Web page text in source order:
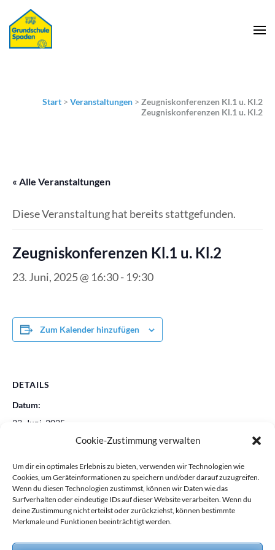
Cookie-Zustimmung verwalten
Um dir ein optimales Erlebnis zu bieten, verwenden wir Technologien wie
Cookies, um Geräteinformationen zu speichern und/oder darauf zuzugreifen.
Wenn du diesen Technologien zustimmst, können wir Daten wie das
Surfverhalten oder eindeutige IDs auf dieser Website verarbeiten. Wenn du
deine Zustimmung nicht erteilst oder zurückziehst, können bestimmte
Merkmale und Funktionen beeinträchtigt werden.
Start > Veranstaltungen > Zeugniskonferenzen Kl.1 u. Kl.2
Zeugniskonferenzen Kl.1 u. Kl.2
« Alle Veranstaltungen
Diese Veranstaltung hat bereits stattgefunden.
Zeugniskonferenzen Kl.1 u. Kl.2
23. Juni, 2025 @ 16:30- 19:30
Zum Kalender hinzufügen
DETAILS
Datum:
23. Juni, 2025
„Cuxland bewegt Kinder“ Veranstaltung
Zeugniskonferenzen